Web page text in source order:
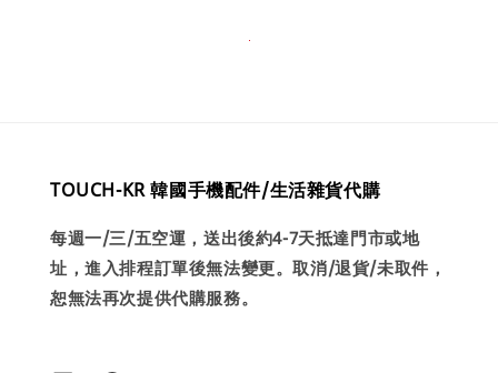
TOUCH-KR 韓國手機配件/生活雜貨代購
每週一/三/五空運，送出後約4-7天抵達門市或地
址，進入排程訂單後無法變更。取消/退貨/未取件，
恕無法再次提供代購服務。